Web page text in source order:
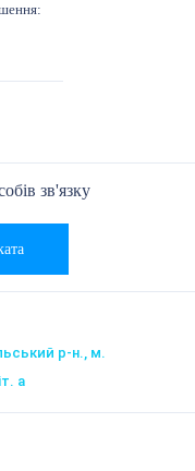
зв'язку
р-н., м.
а